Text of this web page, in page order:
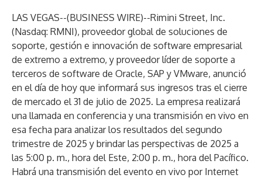
LAS VEGAS--(BUSINESS WIRE)--Rimini Street, Inc.
(Nasdaq: RMNI), proveedor global de soluciones de
soporte, gestión e innovación de software empresarial
de extremo a extremo, y proveedor líder de soporte a
terceros de software de Oracle, SAP y VMware, anunció
en el día de hoy que informará sus ingresos tras el cierre
de mercado el 31 de julio de 2025. La empresa realizará
una llamada en conferencia y una transmisión en vivo en
esa fecha para analizar los resultados del segundo
trimestre de 2025 y brindar las perspectivas de 2025 a
las 5:00 p. m., hora del Este, 2:00 p. m., hora del Pacífico.
Habrá una transmisión del evento en vivo por Internet